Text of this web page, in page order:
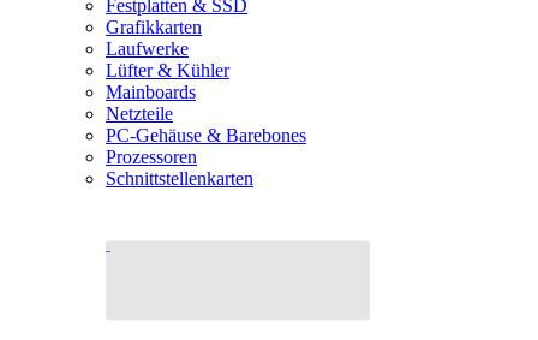
Festplatten & SSD
Grafikkarten
Laufwerke
Lüfter & Kühler
Mainboards
Netzteile
PC-Gehäuse & Barebones
Prozessoren
Schnittstellenkarten